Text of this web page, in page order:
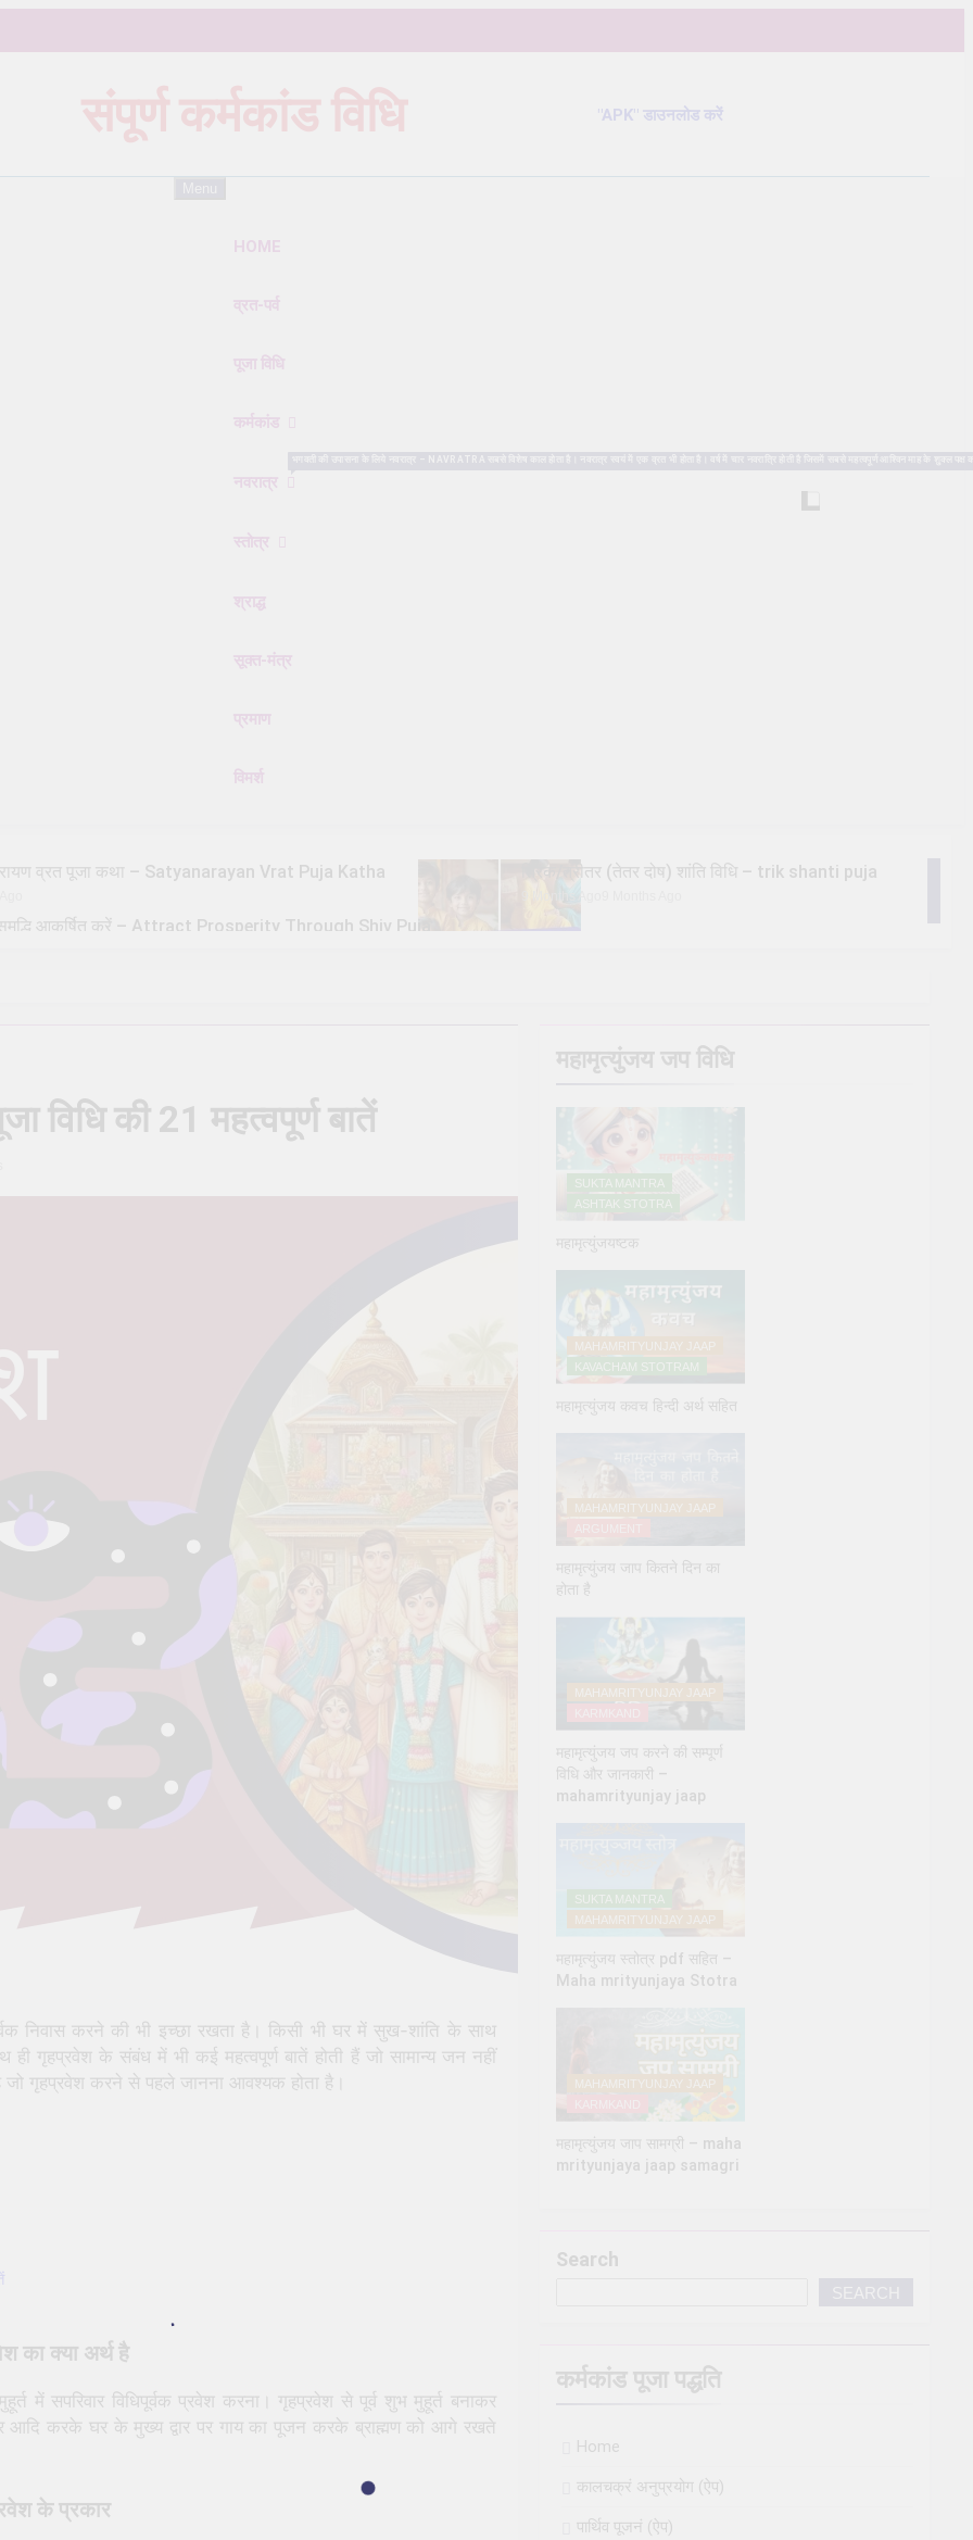
संपूर्ण कर्मकांड विधि "APK" डाउनलोड करें
HOME
व्रत-पर्व
पूजा विधि
कर्मकांड
नवरात्र
स्तोत्र
श्राद्ध
सूक्त-मंत्र
प्रमाण
विमर्श
व्रत पूजा कथा – Satyanarayan Vrat Puja Katha त्रिक/त्रीतर (तेतर दोष) शांति विधि – trik shanti puja
समृद्धि आकर्षित करें – Attract Prosperity Through Shiv Puja
प्रकार – The Different Types of Rudrabhishek
सूर्य देव को अर्घ्य देने के नियम और विधि : 70 सूर्य अर्घ्य मंत्र संस्कृत में
2 Years Ago
विधि की 21 महत्वपूर्ण बातें
निवास करने की भी इच्छा रखता है। किसी भी घर में सुख-शांति के साथ
ही गृहप्रवेश के संबंध में भी कई महत्वपूर्ण बातें होती हैं जो सामान्य जन नहीं
जो गृहप्रवेश करने से पहले जानना आवश्यक होता है।
का क्या अर्थ है
में सपरिवार विधिपूर्वक प्रवेश करना। गृहप्रवेश से पूर्व शुभ मुहूर्त बनाकर
आदि करके घर के मुख्य द्वार पर गाय का पूजन करके ब्राह्मण को आगे रखते
के प्रकार
महामृत्युंजय जप विधि
SUKTA MANTRA
ASHTAK STOTRA
महामृत्युंजयष्टक
MAHAMRITYUNJAY JAAP
KAVACHAM STOTRAM
महामृत्युंजय कवच हिन्दी अर्थ सहित
MAHAMRITYUNJAY JAAP
महामृत्युंजय जाप कितने दिन का
होता है
MAHAMRITYUNJAY JAAP
महामृत्युंजय जप करने की सम्पूर्ण
विधि और जानकारी –
mahamrityunjay jaap
SUKTA MANTRA
MAHAMRITYUNJAY JAAP
महामृत्युंजय स्तोत्र pdf सहित –
Maha mrityunjaya Stotra
MAHAMRITYUNJAY JAAP
महामृत्युंजय जाप सामग्री – maha
mrityunjaya jaap samagri
Search
कर्मकांड पूजा पद्धति
Home
कालचक्रं अनुप्रयोग (ऐप)
पार्थिव पूजनं (ऐप)